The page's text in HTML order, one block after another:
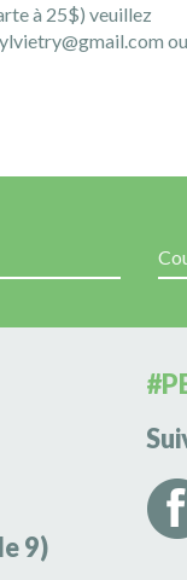
à 25$) veuillez
ylvietry@gmail.com
9)